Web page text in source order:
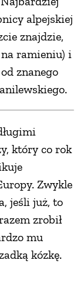
alpejskiej
znajdzie,
ramieniu) i
znanego
który co rok
Zwykle
jeśli już, to
zrobił
mu
kózkę.